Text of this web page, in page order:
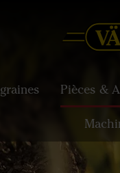
Pièces &